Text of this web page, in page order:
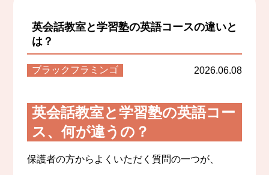
英会話教室と学習塾の英語コースの違いと
は？
ブラックフラミンゴ 2026.06.08
英会話教室と学習塾の英語コー
ス、何が違うの？
保護者の方からよくいただく質問の一つが、